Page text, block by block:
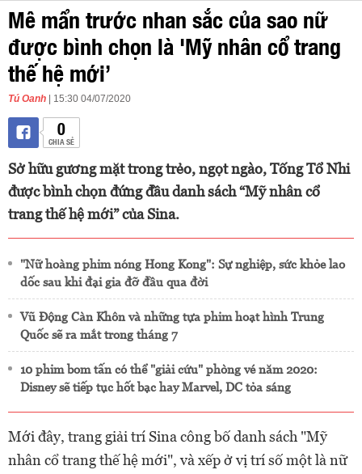
Mê mẩn trước nhan sắc của sao nữ
được bình chọn là 'Mỹ nhân cổ trang
thế hệ mới’
Tú Oanh | 15:30 04/07/2020
0
CHIA SẺ
Sở hữu gương mặt trong trẻo, ngọt ngào, Tống Tổ Nhi
được bình chọn đứng đầu danh sách “Mỹ nhân cổ
trang thế hệ mới” của Sina.
"Nữ hoàng phim nóng Hong Kong": Sự nghiệp, sức khỏe lao
dốc sau khi đại gia đỡ đầu qua đời
Vũ Động Càn Khôn và những tựa phim hoạt hình Trung
Quốc sẽ ra mắt trong tháng 7
10 phim bom tấn có thể "giải cứu" phòng vé năm 2020:
Disney sẽ tiếp tục hốt bạc hay Marvel, DC tỏa sáng
Mới đây, trang giải trí Sina công bố danh sách "Mỹ
nhân cổ trang thế hệ mới", và xếp ở vị trí số một là nữ